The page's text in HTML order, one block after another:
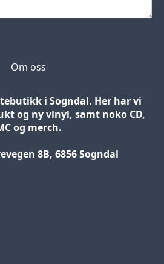
Om oss
i Sogndal. Her har vi
og ny vinyl, samt noko CD,
og merch.
8B, 6856 Sogndal